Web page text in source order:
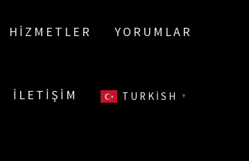
HIZMETLER YORUMLAR
İLETIŞIM TURKISH ▼